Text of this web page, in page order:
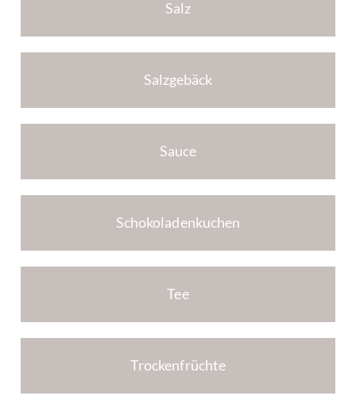
Salz
Salzgebäck
Sauce
Schokoladenkuchen
Tee
Trockenfrüchte